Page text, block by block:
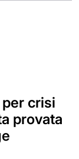
crisi
provata